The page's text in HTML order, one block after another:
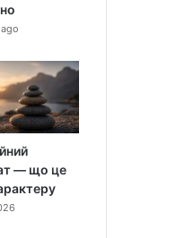
— що це